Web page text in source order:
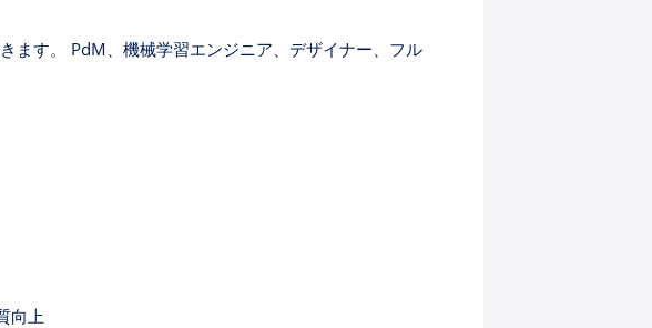
ます。 PdM、機械学習エンジニア、デザイナー、フル
向上